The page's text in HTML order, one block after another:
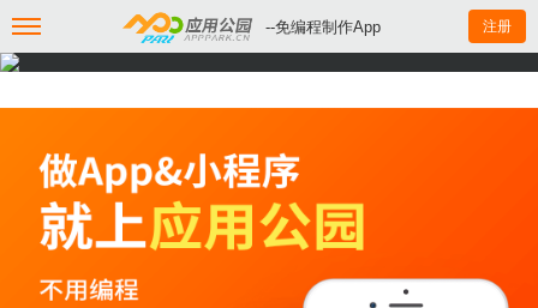
--免编程制作App 注册